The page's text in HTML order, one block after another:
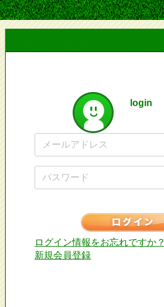
login
ログイン情報をお忘れですか？
新規会員登録